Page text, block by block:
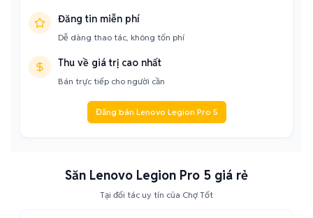
Đăng tin miễn phí
Dễ dàng thao tác, không tốn phí
Thu về giá trị cao nhất
Bán trực tiếp cho người cần
Đăng bán Lenovo Legion Pro 5
Săn Lenovo Legion Pro 5 giá rẻ
Tại đối tác uy tín của Chợ Tốt